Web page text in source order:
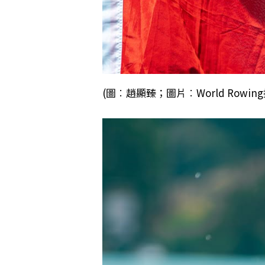
(圖︰趙顯臻；圖片︰World